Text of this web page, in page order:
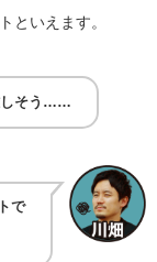
といえます。
しそう……
で